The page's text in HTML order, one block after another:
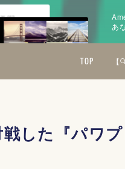
あ
TOP 【
した『パワ